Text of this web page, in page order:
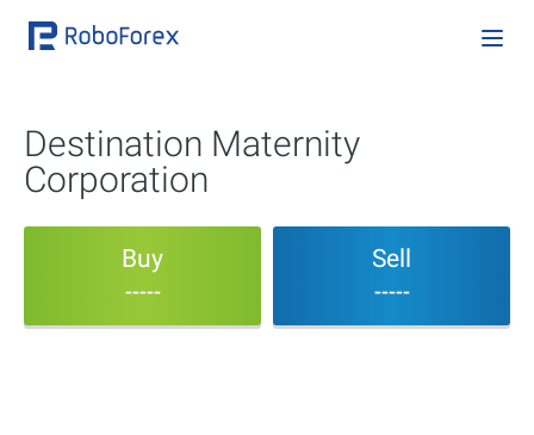
Destination Maternity
Corporation
Buy
-----
Sell
-----